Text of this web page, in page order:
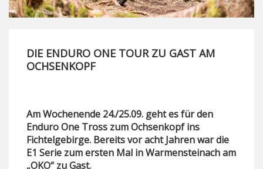
DIE ENDURO ONE TOUR ZU GAST AM
OCHSENKOPF
Am Wochenende 24./25.09. geht es für den
Enduro One Tross zum Ochsenkopf ins
Fichtelgebirge. Bereits vor acht Jahren war die
E1 Serie zum ersten Mal in Warmensteinach am
„OKO“ zu Gast.